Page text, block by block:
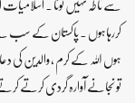
کررہاہوں ۔ پاکستان کے سب
ہوں اللہ کے کرم ، والدین کی
تو نجانے آوارہ گردی کرتے